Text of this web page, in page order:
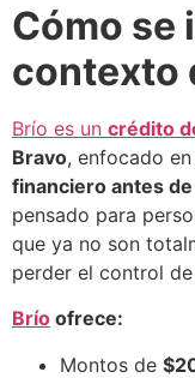
Cómo se
contexto
Brío es un crédito
Bravo, enfocado
financiero antes
pensado para
que ya no son
perder el control de
Brío ofrece:
Montos de